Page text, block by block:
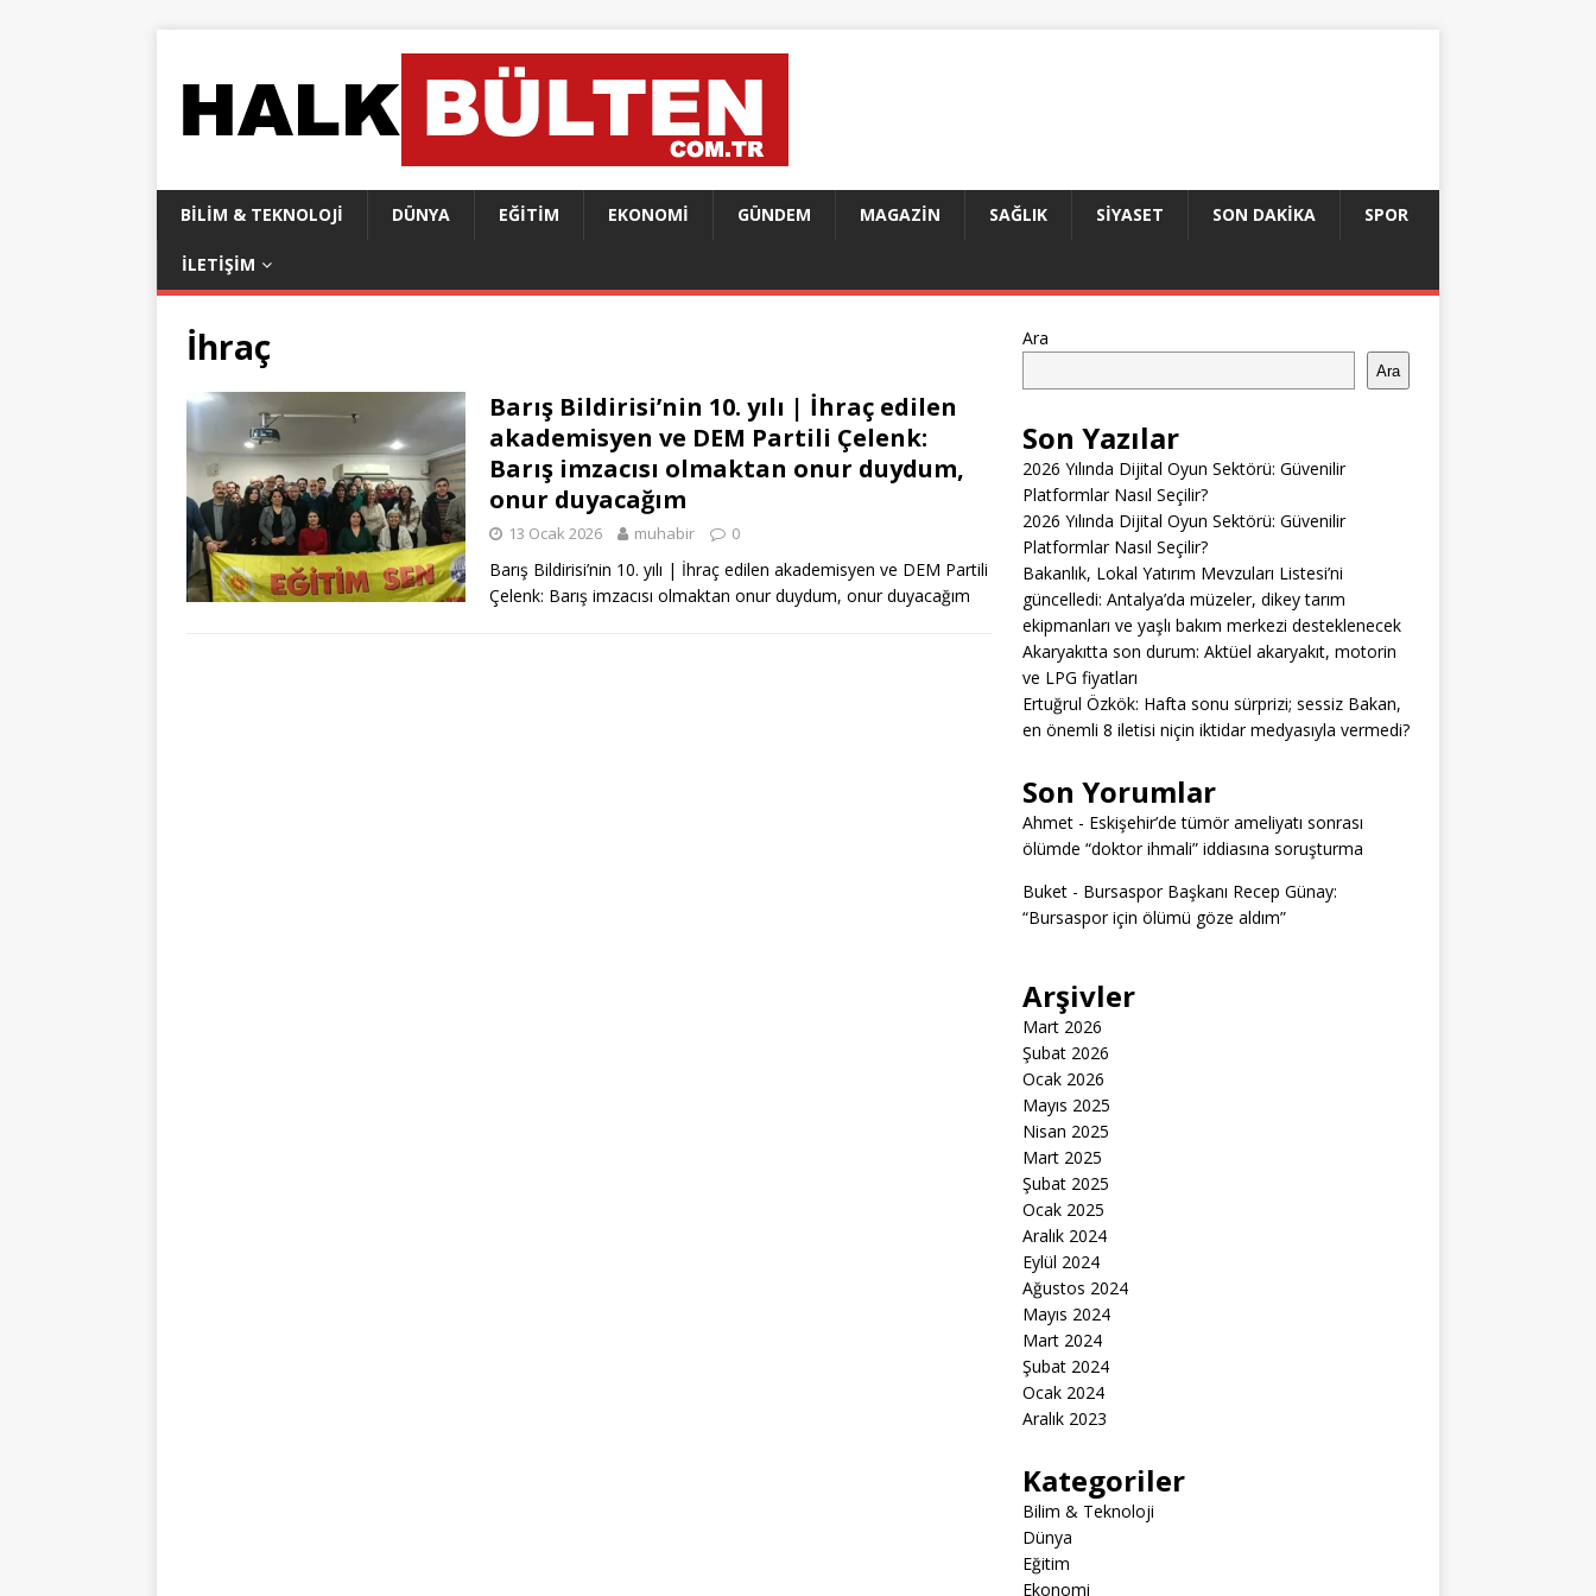
BILIM & TEKNOLOJI DÜNYA EĞITIM EKONOMI GÜNDEM MAGAZIN SAĞLIK SIYASET SON DAKIKA SPOR
İLETIŞIM
İhraç
Barış Bildirisi’nin 10. yılı | İhraç edilen
akademisyen ve DEM Partili Çelenk:
Barış imzacısı olmaktan onur duydum,
onur duyacağım
13 Ocak 2026 muhabir 0
Barış Bildirisi’nin 10. yılı | İhraç edilen akademisyen ve DEM Partili
Çelenk: Barış imzacısı olmaktan onur duydum, onur duyacağım
Ara
Ara
Son Yazılar
2026 Yılında Dijital Oyun Sektörü: Güvenilir
Platformlar Nasıl Seçilir?
2026 Yılında Dijital Oyun Sektörü: Güvenilir
Platformlar Nasıl Seçilir?
Bakanlık, Lokal Yatırım Mevzuları Listesi’ni
güncelledi: Antalya’da müzeler, dikey tarım
ekipmanları ve yaşlı bakım merkezi desteklenecek
Akaryakıtta son durum: Aktüel akaryakıt, motorin
ve LPG fiyatları
Ertuğrul Özkök: Hafta sonu sürprizi; sessiz Bakan,
en önemli 8 iletisi niçin iktidar medyasıyla vermedi?
Son Yorumlar
Ahmet- Eskişehir’de tümör ameliyatı sonrası
ölümde “doktor ihmali” iddiasına soruşturma
Buket- Bursaspor Başkanı Recep Günay:
“Bursaspor için ölümü göze aldım”
Arşivler
Mart 2026
Şubat 2026
Ocak 2026
Mayıs 2025
Nisan 2025
Mart 2025
Şubat 2025
Ocak 2025
Aralık 2024
Eylül 2024
Ağustos 2024
Mayıs 2024
Mart 2024
Şubat 2024
Ocak 2024
Aralık 2023
Kategoriler
Bilim & Teknoloji
Dünya
Eğitim
Ekonomi